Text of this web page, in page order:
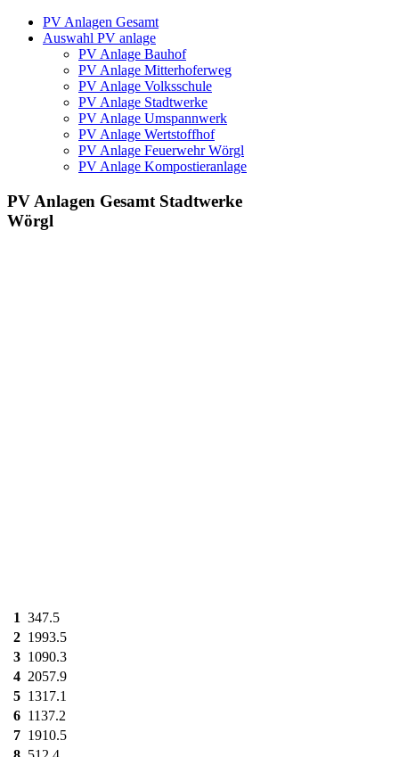
PV Anlagen Gesamt
Auswahl PV anlage
PV Anlage Bauhof
PV Anlage Mitterhoferweg
PV Anlage Volksschule
PV Anlage Stadtwerke
PV Anlage Umspannwerk
PV Anlage Wertstoffhof
PV Anlage Feuerwehr Wörgl
PV Anlage Kompostieranlage
PV Anlagen Gesamt Stadtwerke
Wörgl
1 347.5
2 1993.5
3 1090.3
4 2057.9
5 1317.1
6 1137.2
7 1910.5